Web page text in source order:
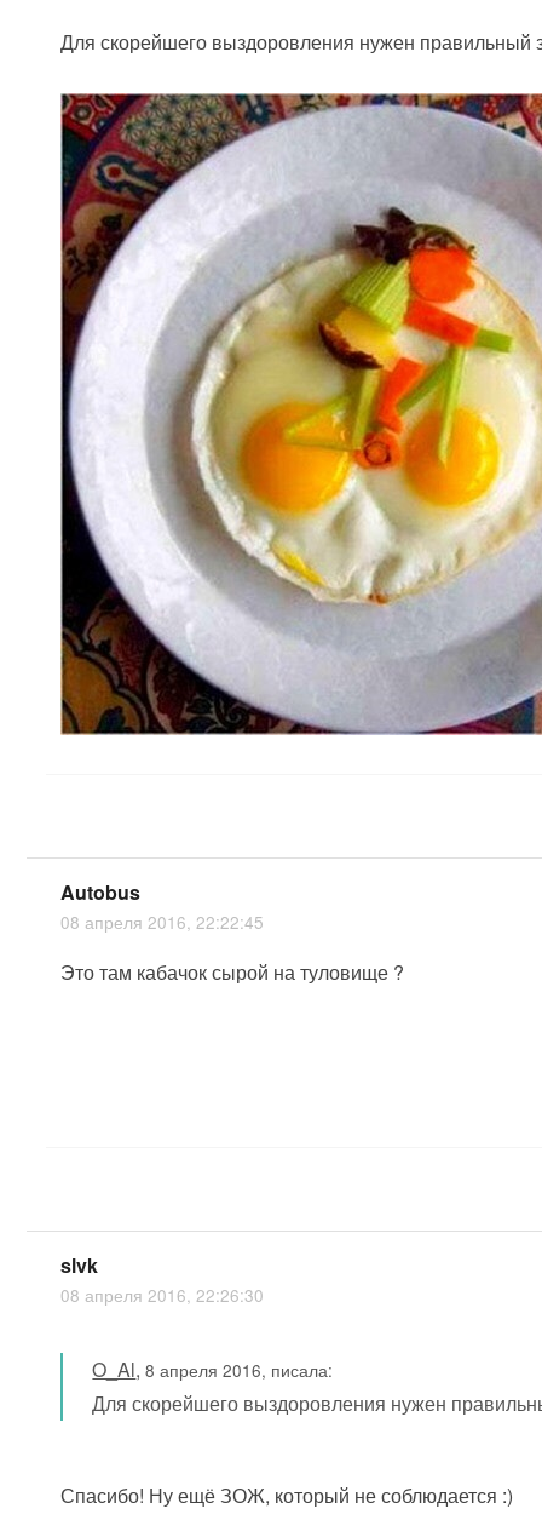
Для скорейшего выздоровления нужен правильный
Autobus
08 апреля 2016, 22:22:45
Это там кабачок сырой на туловище ?
slvk
08 апреля 2016, 22:26:30
O_Al,8 апреля 2016, писала:
Для скорейшего выздоровления нужен
Спасибо! Ну ещё ЗОЖ, который не соблюдается :)